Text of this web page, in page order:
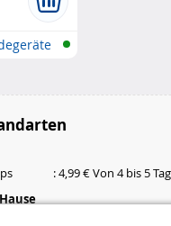
: 4,99 € Von 4 bis 5